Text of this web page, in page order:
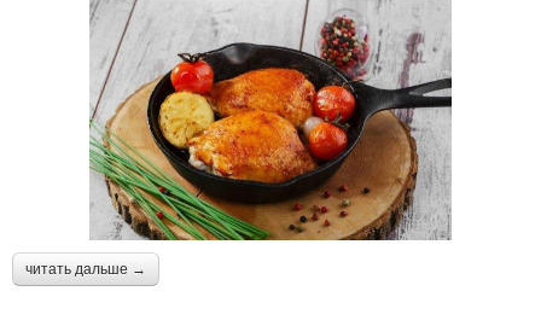
Курица с овощами Курица с грибами
Курица в сливках Запеченная курица
читать дальше →